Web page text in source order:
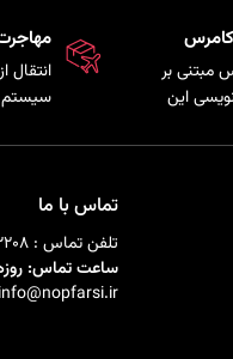
مبتنی بر
این
را
انتقال
سیستم
تماس با ما
تلفن تماس : 09903332208
ساعت تماس: